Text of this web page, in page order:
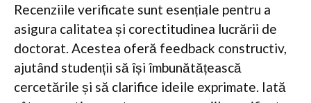
Recenziile verificate sunt esențiale pentru a
asigura calitatea și corectitudinea lucrării de
doctorat. Acestea oferă feedback constructiv,
ajutând studenții să își îmbunătățească
cercetările și să clarifice ideile exprimate. Iată